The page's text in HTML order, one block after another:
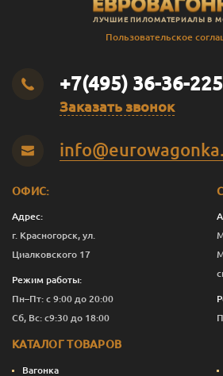
ЛУЧШИЕ ПИЛОМАТЕРИАЛЫ В
Пользовательское
+7(495) 36-36-225
Заказать звонок
ОФИС:
Адрес:
г. Красногорск, ул.
Циалковского 17
Режим работы:
Пн–Пт: с 9:00 до 20:00
Сб, Вс: с9:30 до 18:00
КАТАЛОГ ТОВАРОВ
Вагонка